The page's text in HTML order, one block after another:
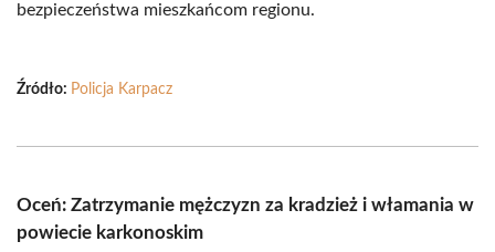
bezpieczeństwa mieszkańcom regionu.
Źródło: Policja Karpacz
Oceń: Zatrzymanie mężczyzn za kradzież i włamania w
powiecie karkonoskim